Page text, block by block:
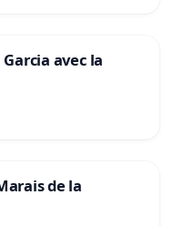
avec la
de la